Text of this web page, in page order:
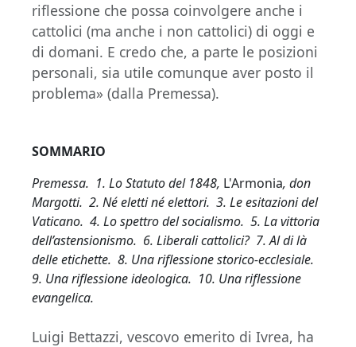
riflessione che possa coinvolgere anche i
cattolici (ma anche i non cattolici) di oggi e
di domani. E credo che, a parte le posizioni
personali, sia utile comunque aver posto il
problema» (dalla Premessa).
SOMMARIO
Premessa. 1. Lo Statuto del 1848, L'Armonia, don
Margotti. 2. Né eletti né elettori. 3. Le esitazioni del
Vaticano. 4. Lo spettro del socialismo. 5. La vittoria
dell’astensionismo. 6. Liberali cattolici? 7. Al di là
delle etichette. 8. Una riflessione storico-ecclesiale.
9. Una riflessione ideologica. 10. Una riflessione
evangelica.
Luigi Bettazzi, vescovo emerito di Ivrea, ha